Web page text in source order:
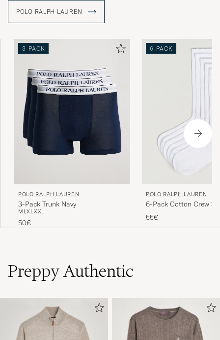
kunnioittaville vaatteille. Mallistosta löytyy muun muassa
klassisia poolopaitoja ja palmikkoneuleita rennolle, mutta
POLO RALPH LAUREN
3-PACK
POLO RALPH LAUREN
3-Pack Trunk Navy
M LXLXXL
50€
6-PACK
POLO RALPH LAUREN
6-Pack Cotton Crew
55€
Preppy Authentic